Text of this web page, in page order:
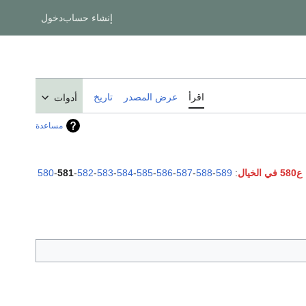
إنشاء حسابدخول
اقرأ عرض المصدر تاريخ أدوات
مساعدة
ع580 في الخيال :
580-581-582-583-584-585-586-587-588-589